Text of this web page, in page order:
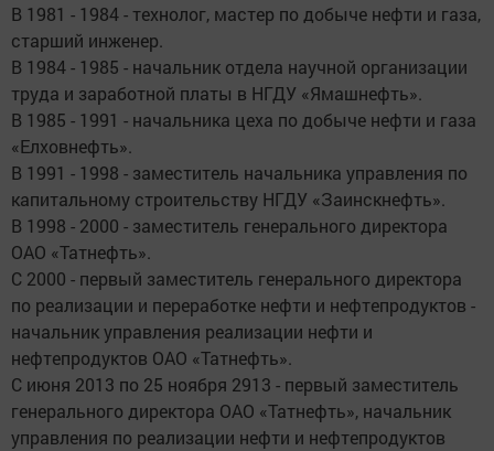
В 1981 - 1984 - технолог, мастер по добыче нефти и газа,
старший инженер.
В 1984 - 1985 - начальник отдела научной организации
труда и заработной платы в НГДУ «Ямашнефть».
В 1985 - 1991 - начальника цеха по добыче нефти и газа
«Елховнефть».
В 1991 - 1998 - заместитель начальника управления по
капитальному строительству НГДУ «Заинскнефть».
В 1998 - 2000 - заместитель генерального директора
ОАО «Татнефть».
С 2000 - первый заместитель генерального директора
по реализации и переработке нефти и нефтепродуктов -
начальник управления реализации нефти и
нефтепродуктов ОАО «Татнефть».
С июня 2013 по 25 ноября 2913 - первый заместитель
генерального директора ОАО «Татнефть», начальник
управления по реализации нефти и нефтепродуктов